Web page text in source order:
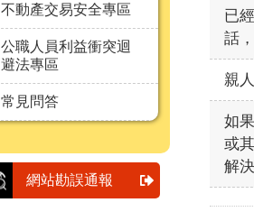
不動產交易安全專區
公職人員利益衝突迴
避法專區
常見問答
網站勘誤通報
已
話
親
如
或
解